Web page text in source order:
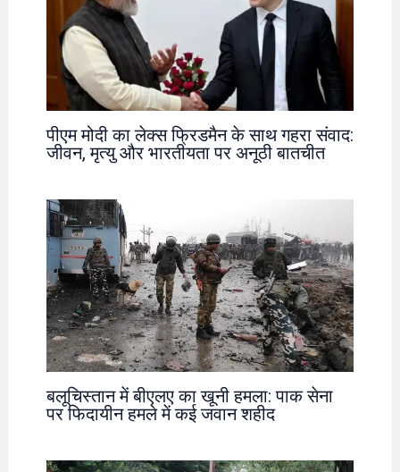
पीएम मोदी का लेक्स फ्रिडमैन के साथ गहरा संवाद:
जीवन, मृत्यु और भारतीयता पर अनूठी बातचीत
बलूचिस्तान में बीएलए का खूनी हमला: पाक सेना
पर फिदायीन हमले में कई जवान शहीद